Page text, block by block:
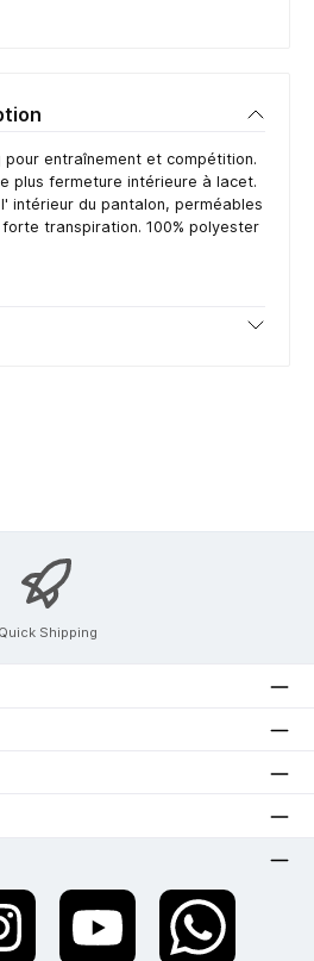
pour entraînement et compétition.
plus fermeture intérieure à lacet.
intérieur du pantalon, perméables
transpiration. 100% polyester
Quick Shipping